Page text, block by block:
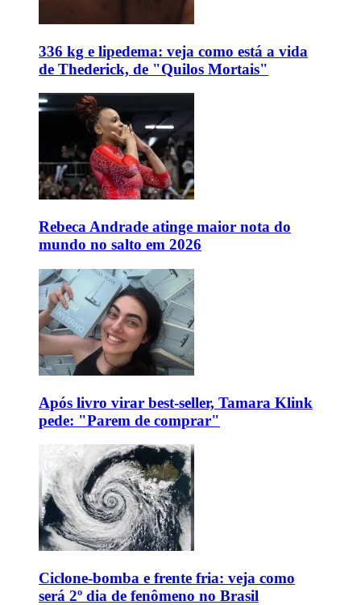
336 kg e lipedema: veja como está a vida
de Thederick, de "Quilos Mortais"
Rebeca Andrade atinge maior nota do
mundo no salto em 2026
Após livro virar best-seller, Tamara Klink
pede: "Parem de comprar"
Ciclone-bomba e frente fria: veja como
será 2º dia de fenômeno no Brasil